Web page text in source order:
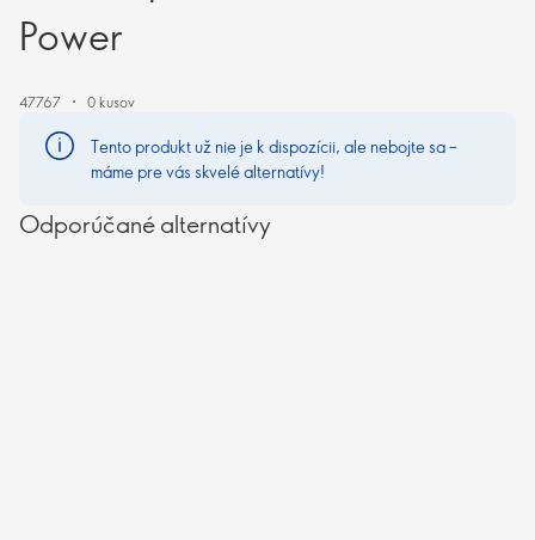
Power
47767 0 kusov
Tento produkt už nie je k dispozícii, ale nebojte sa –
máme pre vás skvelé alternatívy!
Odporúčané alternatívy